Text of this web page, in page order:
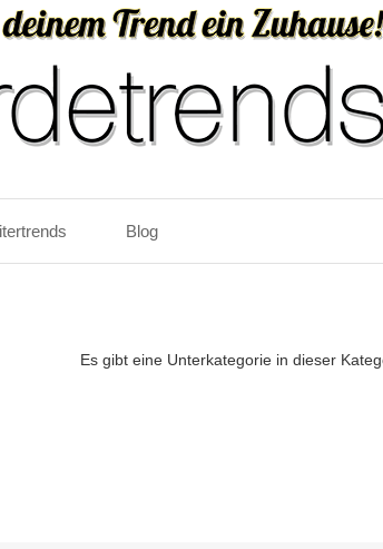
Blog
Es gibt eine Unterkategorie in dieser